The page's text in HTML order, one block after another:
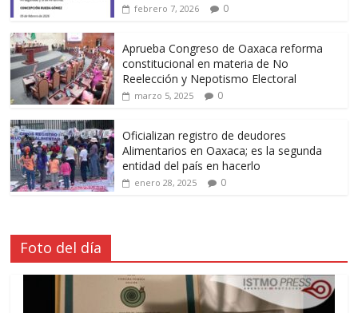
febrero 7, 2026 0
Aprueba Congreso de Oaxaca reforma
constitucional en materia de No
Reelección y Nepotismo Electoral
marzo 5, 2025 0
Oficializan registro de deudores
Alimentarios en Oaxaca; es la segunda
entidad del país en hacerlo
enero 28, 2025 0
Foto del día